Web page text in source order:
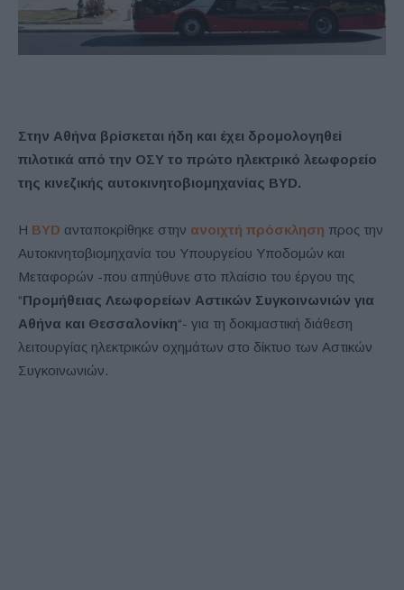
Στην Αθήνα βρίσκεται ήδη και έχει δρομολογηθεί
πιλοτικά από την ΟΣΥ το πρώτο ηλεκτρικό λεωφορείο
της κινεζικής αυτοκινητοβιομηχανίας BYD.
Η BYD ανταποκρίθηκε στην ανοιχτή πρόσκληση προς την
Αυτοκινητοβιομηχανία του Υπουργείου Υποδομών και
Μεταφορών -που απηύθυνε στο πλαίσιο του έργου της
“Προμήθειας Λεωφορείων Αστικών Συγκοινωνιών για
Αθήνα και Θεσσαλονίκη“- για τη δοκιμαστική διάθεση
λειτουργίας ηλεκτρικών οχημάτων στο δίκτυο των Αστικών
Συγκοινωνιών.